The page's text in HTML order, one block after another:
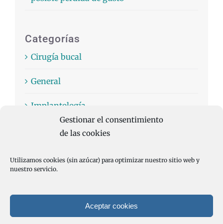
Gestionar el consentimiento
de las cookies
Utilizamos cookies (sin azúcar) para optimizar nuestro sitio web y
nuestro servicio.
Aceptar cookies
Categorías
Cirugía bucal
General
Implantología
Odontología General